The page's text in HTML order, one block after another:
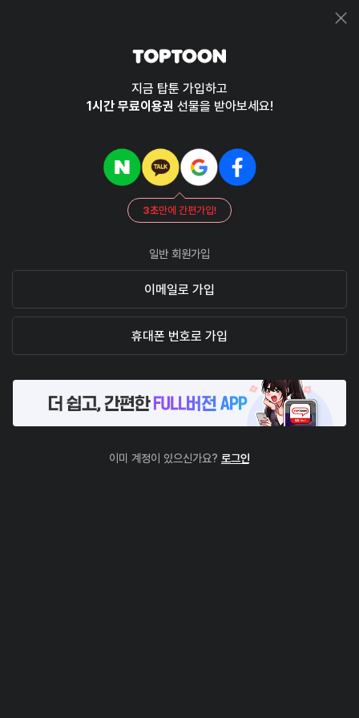
지금 탑툰 가입하고
1시간 무료이용권 선물을 받아보세요!
3초만에 간편가입!
일반 회원가입
이메일로 가입
휴대폰 번호로 가입
이미 계정이 있으신가요? 로그인